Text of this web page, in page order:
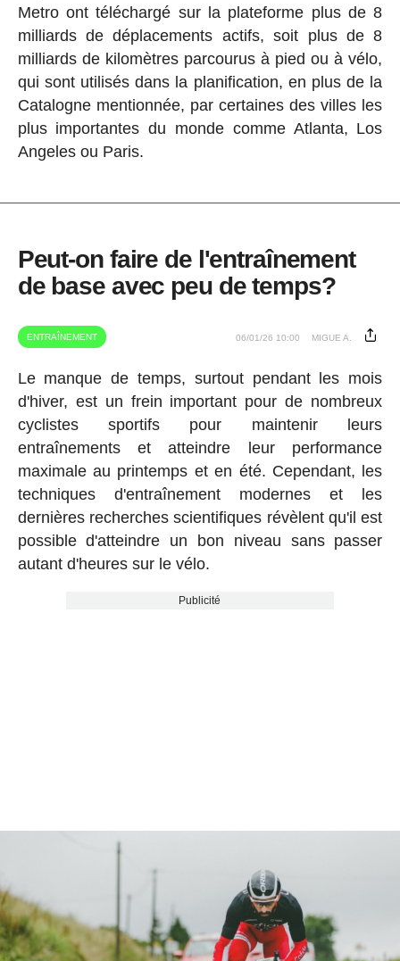
Metro ont téléchargé sur la plateforme plus de 8
milliards de déplacements actifs, soit plus de 8
milliards de kilomètres parcourus à pied ou à vélo,
qui sont utilisés dans la planification, en plus de la
Catalogne mentionnée, par certaines des villes les
plus importantes du monde comme Atlanta, Los
Angeles ou Paris.
Peut-on faire de l'entraînement
de base avec peu de temps?
ENTRAÎNEMENT 06/01/26 10:00 MIGUE A.
Le manque de temps, surtout pendant les mois
d'hiver, est un frein important pour de nombreux
cyclistes sportifs pour maintenir leurs
entraînements et atteindre leur performance
maximale au printemps et en été. Cependant, les
techniques d'entraînement modernes et les
dernières recherches scientifiques révèlent qu'il est
possible d'atteindre un bon niveau sans passer
autant d'heures sur le vélo.
Publicité